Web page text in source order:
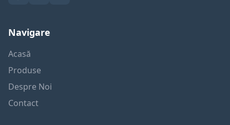
Navigare
Acasă
Produse
Despre Noi
Contact